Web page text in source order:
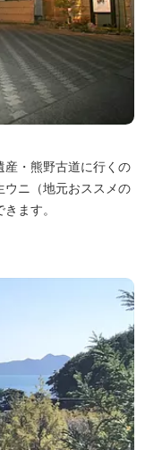
産・熊野古道に行くの
ウニ（地元おススメの
ます。